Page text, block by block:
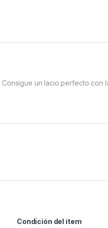
Consigue un lacio perfecto con
Condición del ítem